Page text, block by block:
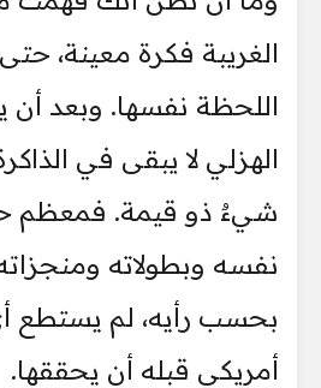
الغريبة فكرة معينة،
اللحظة نفسها. وبعد
الهزلي لا يبقى في
شيءٌ ذو قيمة. فمعظم
نفسه وبطولاته ومنجزاته
بحسب رأيه، لم يستطع
أمريكي قبله أن يحققها.